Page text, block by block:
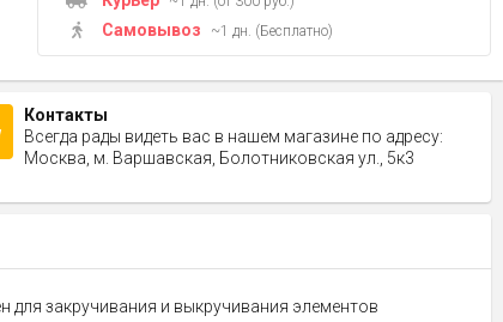
Самовывоз ~1 дн. (Бесплатно)
Контакты
Всегда рады видеть вас в нашем магазине по адресу:
Москва, м. Варшавская, Болотниковская ул., 5к3
закручивания и выкручивания элементов